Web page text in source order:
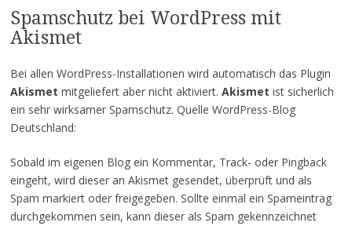
Spamschutz bei WordPress mit
Akismet
Bei allen WordPress-Installationen wird automatisch das Plugin
Akismet mitgeliefert aber nicht aktiviert. Akismet ist sicherlich
ein sehr wirksamer Spamschutz. Quelle WordPress-Blog
Deutschland:
Sobald im eigenen Blog ein Kommentar, Track- oder Pingback
eingeht, wird dieser an Akismet gesendet, überprüft und als
Spam markiert oder freigegeben. Sollte einmal ein Spameintrag
durchgekommen sein, kann dieser als Spam gekennzeichnet